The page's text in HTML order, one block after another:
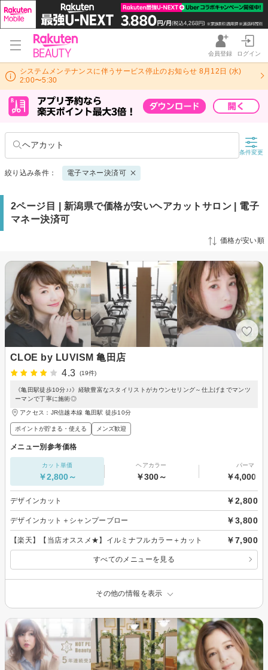
会員登録 ログイン
システムメンテナンスに伴うサービス停止のお知らせ 8月12日 (水)
2:00〜5:30
ヘアカット
条件変更
絞り込み条件： 電子マネー決済可
2ページ目 | 新潟県で価格が安いヘアカットサロン | 電子
マネー決済可
価格が安い順
CLOE by LUVISM 亀田店
4.3
(19件)
《亀田駅徒歩10分♪♪》経験豊富なスタイリストがカウンセリング～仕上げまでマンツ
ーマンで丁寧に施術◎
アクセス：JR信越本線 亀田駅 徒歩10分
ポイントが貯まる・使える メンズ歓迎
メニュー別参考価格
カット単価
￥2,800～
ヘアカラー
￥300～
パーマ
￥4,000～
デザインカット ￥2,800
デザインカット＋シャンプーブロー ￥3,800
【楽天】【当店オススメ★】イルミナフルカラー＋カット ￥7,900
すべてのメニューを見る
その他の情報を表示